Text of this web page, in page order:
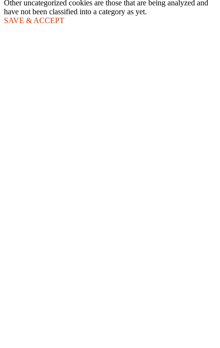
Other uncategorized cookies are those that are being analyzed and
have not been classified into a category as yet.
SAVE & ACCEPT